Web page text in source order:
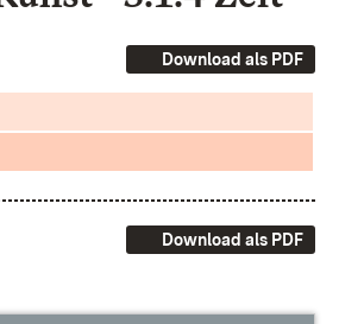
Download als PDF
Download als PDF